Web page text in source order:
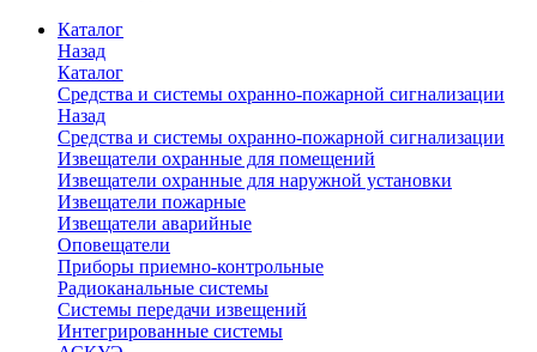
Каталог
Назад
Каталог
Средства и системы охранно-пожарной сигнализации
Назад
Средства и системы охранно-пожарной сигнализации
Извещатели охранные для помещений
Извещатели охранные для наружной установки
Извещатели пожарные
Извещатели аварийные
Оповещатели
Приборы приемно-контрольные
Радиоканальные системы
Системы передачи извещений
Интегрированные системы